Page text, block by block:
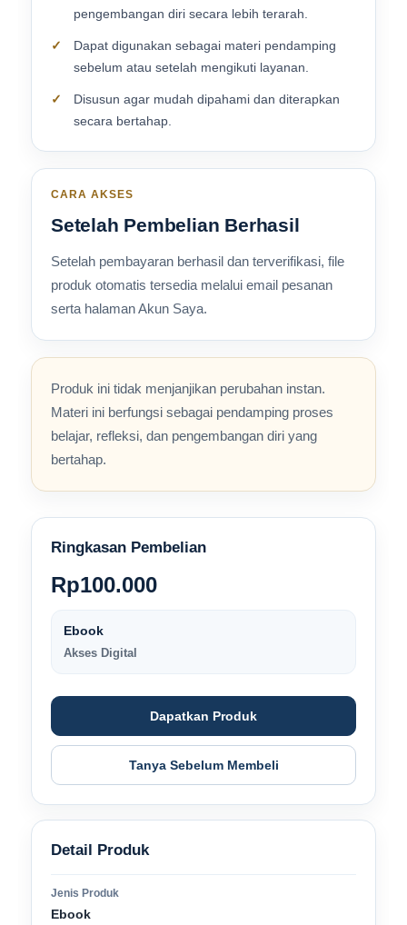
pengembangan diri secara lebih terarah.
Dapat digunakan sebagai materi pendamping
sebelum atau setelah mengikuti layanan.
Disusun agar mudah dipahami dan diterapkan
secara bertahap.
CARA AKSES
Setelah Pembelian Berhasil
Setelah pembayaran berhasil dan terverifikasi, file
produk otomatis tersedia melalui email pesanan
serta halaman Akun Saya.
Produk ini tidak menjanjikan perubahan instan.
Materi ini berfungsi sebagai pendamping proses
belajar, refleksi, dan pengembangan diri yang
bertahap.
Ringkasan Pembelian
Rp100.000
Ebook
Akses Digital
Dapatkan Produk
Tanya Sebelum Membeli
Detail Produk
Jenis Produk
Ebook